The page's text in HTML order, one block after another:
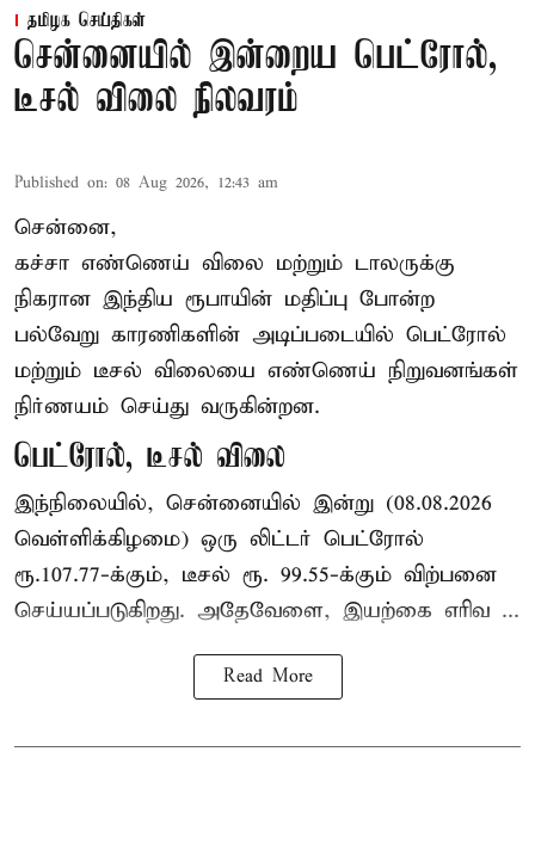
தமிழக செய்திகள்
சென்னையில் இன்றைய பெட்ரோல்,
டீசல் விலை நிலவரம்
Published on: 08 Aug 2026, 12:43 am
சென்னை,
கச்சா எண்ணெய் விலை மற்றும் டாலருக்கு
நிகரான இந்திய ரூபாயின் மதிப்பு போன்ற
பல்வேறு காரணிகளின் அடிப்படையில் பெட்ரோல்
மற்றும் டீசல் விலையை எண்ணெய் நிறுவனங்கள்
நிர்ணயம் செய்து வருகின்றன.
பெட்ரோல், டீசல் விலை
இந்நிலையில், சென்னையில் இன்று (08.08.2026
வெள்ளிக்கிழமை) ஒரு லிட்டர் பெட்ரோல்
ரூ.107.77-க்கும், டீசல் ரூ. 99.55-க்கும் விற்பனை
செய்யப்படுகிறது. அதேவேளை, இயற்கை எரிவ ...
Read More